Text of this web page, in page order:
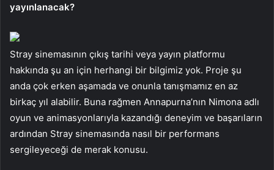
yayınlanacak?
Stray sinemasının çıkış tarihi veya yayın platformu
hakkında şu an için herhangi bir bilgimiz yok. Proje şu
anda çok erken aşamada ve onunla tanışmamız en az
birkaç yıl alabilir. Buna rağmen Annapurna’nın Nimona adlı
oyun ve animasyonlarıyla kazandığı deneyim ve başarıların
ardından Stray sinemasında nasıl bir performans
sergileyeceği de merak konusu.